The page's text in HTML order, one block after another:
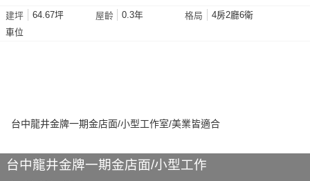
建坪 64.67坪 屋齡 0.3年 格局
4房2廳6衛
車位
台中龍井金牌一期金店面/小型工作